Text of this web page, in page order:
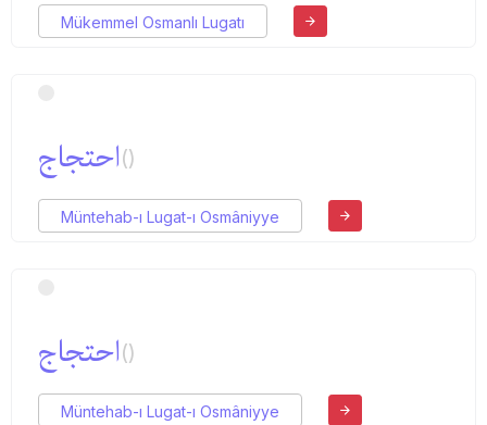
Mükemmel Osmanlı Lugatı
احتجاج()
Müntehab-ı Lugat-ı Osmâniyye
احتجاج()
Müntehab-ı Lugat-ı Osmâniyye